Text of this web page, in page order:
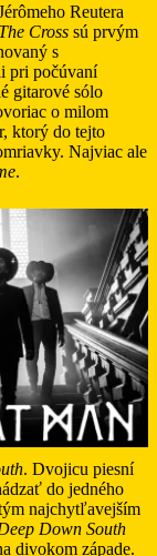
Reutera
Cross sú prvým
s
pri počúvaní
gitarové sólo
o milom
ktorý do tejto
Najviac ale
.
. Dvojicu piesní
do jedného
najchytľavejším
Down South
divokom západe.